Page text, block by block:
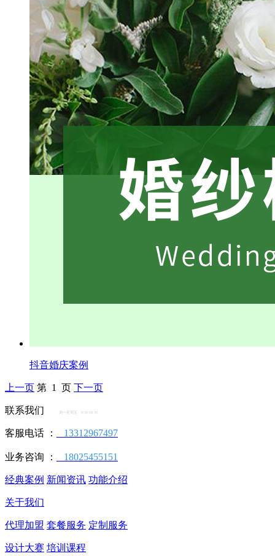
抖音婚庆案例
上一页 第 1 页 下一页
联系我们 周一至周五 9:30-18:30
客服电话 ： 13312967497
业务咨询 ： 18025455151
经典案例 新闻资讯 功能介绍
关于我们
代理加盟 套餐服务 定制服务
设计大赛 培训课程